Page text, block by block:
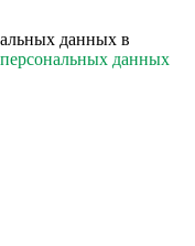
данных в
данных